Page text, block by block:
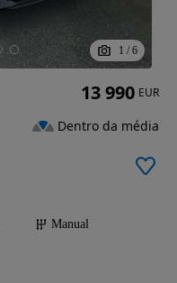
1 / 6
Manual
13 990 EUR
Dentro da média